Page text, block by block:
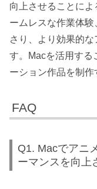
向上させることに
ームレスな作業体
さり、より効果的
す。Macを活用する
ーション作品を制作
FAQ
Q1. Macでアニ
ーマンスを向上